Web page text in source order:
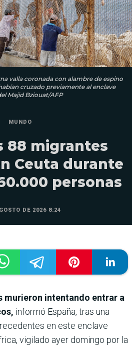
valla coronada con alambre de espino
cruzado previamente al enclave
Majid Bziouat/AFP
MUNDO
88 migrantes
Ceuta durante
personas
DE 2026 8:24
murieron intentando entrar a
informó España, tras una
en este enclave
vigilado ayer domingo por la